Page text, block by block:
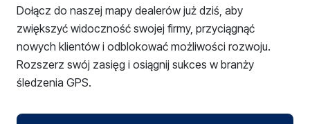
Dołącz do naszej mapy dealerów już dziś, aby
zwiększyć widoczność swojej firmy, przyciągnąć
nowych klientów i odblokować możliwości rozwoju.
Rozszerz swój zasięg i osiągnij sukces w branży
śledzenia GPS.